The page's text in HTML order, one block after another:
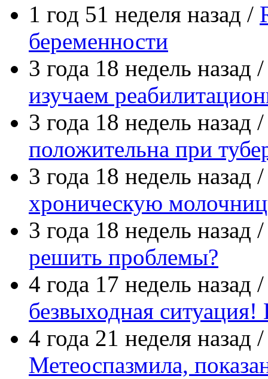
1 год 51 неделя назад /
беременности
3 года 18 недель назад
изучаем
3 года 18 недель назад
положительна при
3 года 18 недель назад
хроническую
3 года 18 недель назад
решить проблемы?
4 года 17 недель назад
безвыходная ситуация!
4 года 21 неделя назад
Метеоспазмила,